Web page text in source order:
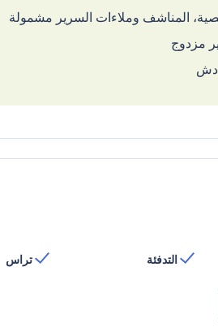
المناشف وملاءات السرير مشمولة
مزدوج
دش
التدفئة تراس